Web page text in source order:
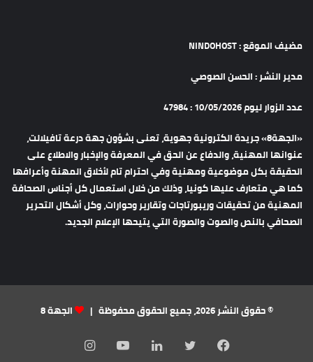
مضيف الموقع : NINDOHOST
مدير النشر : الحسن الصوصي
عدد الزوار ليوم 10/05/2026 : 47984
«الجهة8» جريدة الكترونية جهوية، تعنى بشؤون جهة درعة تافيلالت،
عنوانها المهنية، والدفاع عن الحق في المعرفة والإخبار والاطلاع على
الحقيقة بكل موضوعية ومهنية وفي احترام تام لأخلاق المهنة وأعرافها
كما هي متعارف عليها كونيا، وذلك من خلال استعمال كل أجناس الصحافة
المهنية من تحقيقات وريبورتاجات وتقارير وحوارات، وكل أشكال التحرير
الصحافي بالنص والصوت والصورة التي يتيحها الإعلام الجديد.
© حقوق النشر 2026، جميع الحقوق محفوظة | الجهة 8